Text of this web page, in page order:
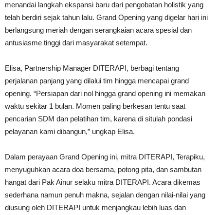
menandai langkah ekspansi baru dari pengobatan holistik yang
telah berdiri sejak tahun lalu. Grand Opening yang digelar hari ini
berlangsung meriah dengan serangkaian acara spesial dan
antusiasme tinggi dari masyarakat setempat.
Elisa, Partnership Manager DITERAPI, berbagi tentang
perjalanan panjang yang dilalui tim hingga mencapai grand
opening. “Persiapan dari nol hingga grand opening ini memakan
waktu sekitar 1 bulan. Momen paling berkesan tentu saat
pencarian SDM dan pelatihan tim, karena di situlah pondasi
pelayanan kami dibangun,” ungkap Elisa.
Dalam perayaan Grand Opening ini, mitra DITERAPI, Terapiku,
menyuguhkan acara doa bersama, potong pita, dan sambutan
hangat dari Pak Ainur selaku mitra DITERAPI. Acara dikemas
sederhana namun penuh makna, sejalan dengan nilai-nilai yang
diusung oleh DITERAPI untuk menjangkau lebih luas dan